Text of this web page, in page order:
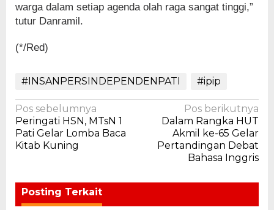
warga dalam setiap agenda olah raga sangat tinggi,”
tutur Danramil.
(*/Red)
#INSANPERSINDEPENDENPATI #ipip
Navigasi
pos
Pos sebelumnya
Peringati HSN, MTsN 1
Pati Gelar Lomba Baca
Kitab Kuning
Pos berikutnya
Dalam Rangka HUT
Akmil ke-65 Gelar
Pertandingan Debat
Bahasa Inggris
Posting Terkait